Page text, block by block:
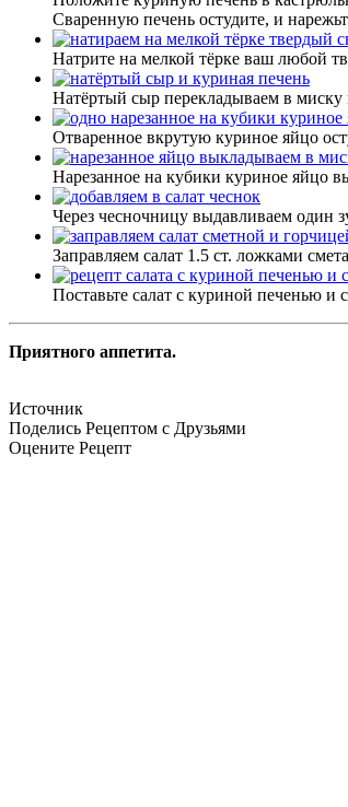
Сваренную печень остудите, и
Натрите на мелкой тёрке ваш любой
Натёртый сыр перекладываем в миску
Отваренное вкрутую куриное яйцо
Нарезанное на кубики куриное яйцо
Через чесночницу выдавливаем один
Заправляем салат 1.5 ст. ложками
Поставьте салат с куриной печенью
Приятного аппетита.
Источник
Поделись Рецептом с Друзьями
Оцените Рецепт